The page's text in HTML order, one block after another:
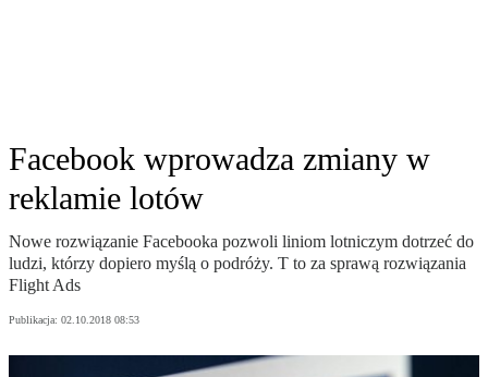
Facebook wprowadza zmiany w
reklamie lotów
Nowe rozwiązanie Facebooka pozwoli liniom lotniczym dotrzeć do
ludzi, którzy dopiero myślą o podróży. T to za sprawą rozwiązania
Flight Ads
Publikacja: 02.10.2018 08:53